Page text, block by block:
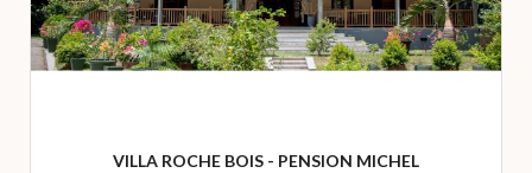
VILLA ROCHE BOIS - PENSION MICHEL